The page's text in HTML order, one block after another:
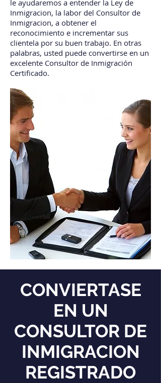
le ayudaremos a entender la Ley de
Inmigracion, la labor del Consultor de
Inmigracion, a obtener el
reconocimiento e incrementar sus
clientela por su buen trabajo. En otras
palabras, usted puede convertirse en un
excelente Consultor de Inmigración
Certificado.
CONVIERTASE
EN UN
CONSULTOR DE
INMIGRACION
REGISTRADO